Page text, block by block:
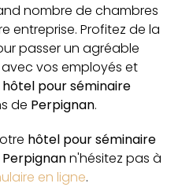
nombre de chambres
entreprise. Profitez de la
passer un agréable
avec vos employés et
hôtel pour séminaire
de Perpignan.
hôtel pour séminaire
Perpignann'hésitez pas à
en ligne.